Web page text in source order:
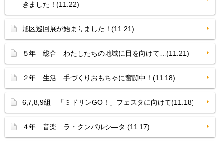
きました！(11.22)
旭区巡回展が始まりました！(11.21)
５年 総合 わたしたちの地域に目を向けて…(11.21)
２年 生活 手づくりおもちゃに奮闘中！(11.18)
6,7,8,9組 「ミドリンGO！」フェスタに向けて(11.18)
４年 音楽 ラ・クンパルシ—タ (11.17)